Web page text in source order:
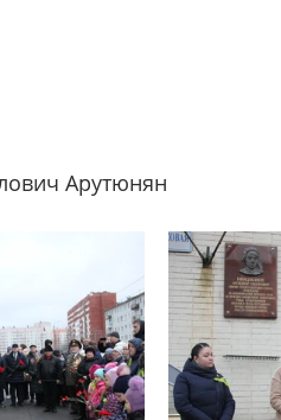
Арутюнян